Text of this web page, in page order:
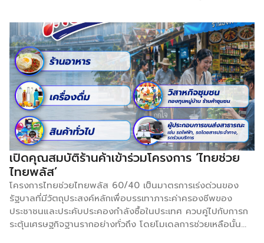
แห่งในนิวยอร์ก, ฟิลาเดลเฟีย และวอชิงตัน ดี.ซี. รวมถึงธุรกิจค้า
ส่ง และอีคอมเมิร์ซที่กำลังเติบโต แม้จะเป็นตลาดที่มีการแข่งขัน
สูง แต่ด้วยรสชาติจากวัตถุดิบที่ได้ลิ้มลองมาตั้งแต่เด็ก ซึ่งพ่อ-
แม่เป็นชาวอินเดีย เดินทางเข้ามาอยู่ในสหรัฐฯ ทำให้ไอศกรีมของ
เธอเข้าไปอยู่ในใจของผู้บริโภคแบบไม่เป็นสองรองใคร “ไอศกรีม
Malai นั้นมีความแตกต่างออกไป เพราะไม่ได้แค่จำกัดแค่
ช็อกโกแลตและวานิลลา แต่ยังมีรสชาติอื่น ๆ ที่มีความแปลกใหม่
เช่น กระวาน กุหลาบ หญ้าฝรั่น และลูกจันทน์เทศ เหล่านี้เป็น
รสชาติที่ผู้คนจำนวนมากรู้จักจึงอยากนำมาผสมผสานกับอาหาร
ของชาวอเมริกัน” Bavishi กล่าว ก่อนจะทำธุรกิจ Bavishi
สำเร็จการศึกษาด้านการวางผังเมือง เกิดไอเดียทำธุรกิจ สร้าง
แบรนด์ Malai หลังจากงานเลี้ยงอาหารค่ำในปี 2014 ซึ่งเป็นช่วง
เวลาที่เธอกำลังศึกษาต่อในระดับปริญญาโท ด้านบริหารธุรกิจ […]
เปิดคุณสมบัติร้านค้าเข้าร่วมโครงการ ‘ไทยช่วย
ไทยพลัส’
โครงการไทยช่วยไทยพลัส 60/40 เป็นมาตรการเร่งด่วนของ
รัฐบาลที่มีวัตถุประสงค์หลักเพื่อบรรเทาภาระค่าครองชีพของ
ประชาชนและประคับประคองกำลังซื้อในประเทศ ควบคู่ไปกับการก
ระตุ้นเศรษฐกิจฐานรากอย่างทั่วถึง โดยโมเดลการช่วยเหลือนั้น